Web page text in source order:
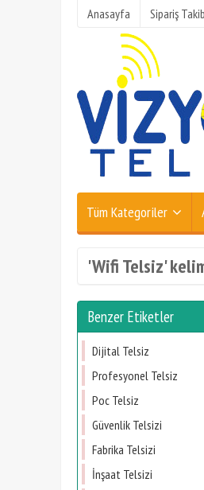
Anasayfa Sipariş
Tüm Kategoriler
'Wifi Telsiz'
Benzer Etiketler
Dijital Telsiz
Profesyonel Telsiz
Poc Telsiz
Güvenlik Telsizi
Fabrika Telsizi
İnşaat Telsizi